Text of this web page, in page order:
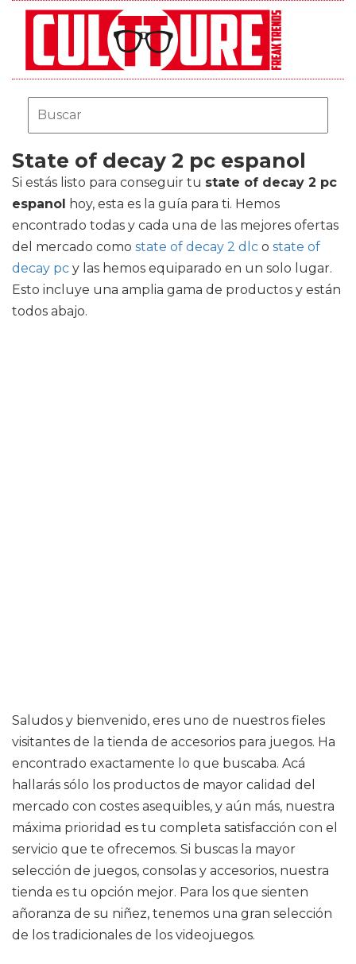
State of decay 2 pc espanol
Si estás listo para conseguir tu state of decay 2 pc
espanol hoy, esta es la guía para ti. Hemos
encontrado todas y cada una de las mejores ofertas
del mercado como state of decay 2 dlc o state of
decay pc y las hemos equiparado en un solo lugar.
Esto incluye una amplia gama de productos y están
todos abajo.
Saludos y bienvenido, eres uno de nuestros fieles
visitantes de la tienda de accesorios para juegos. Ha
encontrado exactamente lo que buscaba. Acá
hallarás sólo los productos de mayor calidad del
mercado con costes asequibles, y aún más, nuestra
máxima prioridad es tu completa satisfacción con el
servicio que te ofrecemos. Si buscas la mayor
selección de juegos, consolas y accesorios, nuestra
tienda es tu opción mejor. Para los que sienten
añoranza de su niñez, tenemos una gran selección
de los tradicionales de los videojuegos.